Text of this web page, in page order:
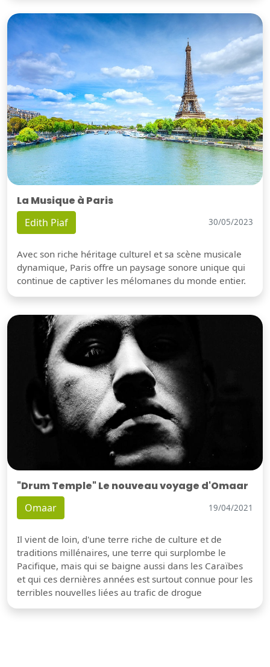
La Musique à Paris
Edith Piaf 30/05/2023
Avec son riche héritage culturel et sa scène musicale
dynamique, Paris offre un paysage sonore unique qui
continue de captiver les mélomanes du monde entier.
"Drum Temple" Le nouveau voyage d'Omaar
Omaar 19/04/2021
Il vient de loin, d'une terre riche de culture et de
traditions millénaires, une terre qui surplombe le
Pacifique, mais qui se baigne aussi dans les Caraïbes
et qui ces dernières années est surtout connue pour les
terribles nouvelles liées au trafic de drogue